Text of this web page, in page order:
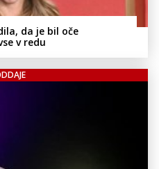
da je bil oče
v redu